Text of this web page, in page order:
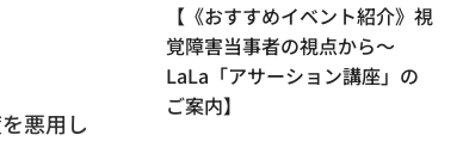
悪用し
【《おすすめイベント紹介》視
覚障害当事者の視点から〜
LaLa「アサーション講座」の
ご案内】